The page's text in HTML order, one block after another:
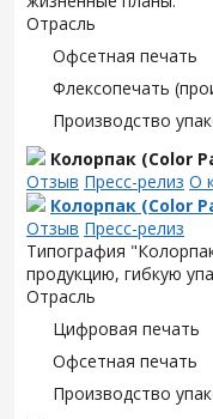
Отрасль
Офсетная печать
Флексопечать
Производство
Колорпак (Color
Отзыв Пресс-релиз О
Колорпак (Color
Отзыв Пресс-релиз
Типография
продукцию, гибкую
Отрасль
Цифровая печать
Офсетная печать
Производство